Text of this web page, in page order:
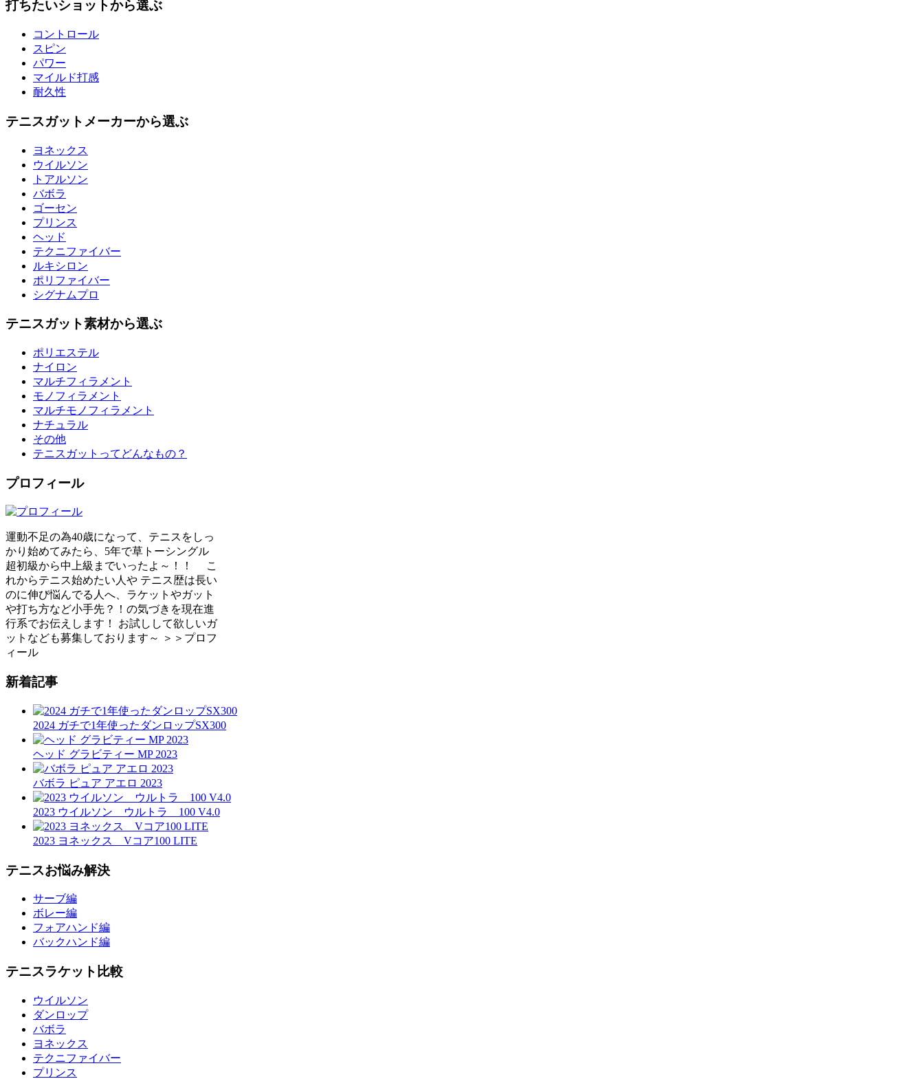
打ちたいショットから選ぶ
コントロール
スピン
パワー
マイルド打感
耐久性
テニスガットメーカーから選ぶ
ヨネックス
ウイルソン
トアルソン
バボラ
ゴーセン
プリンス
ヘッド
テクニファイバー
ルキシロン
ポリファイバー
シグナムプロ
テニスガット素材から選ぶ
ポリエステル
ナイロン
マルチフィラメント
モノフィラメント
マルチモノフィラメント
ナチュラル
その他
テニスガットってどんなもの？
プロフィール
運動不足の為40歳になって、テニスをしっ
かり始めてみたら、5年で草トーシングル
超初級から中上級までいったよ～！！ こ
れからテニス始めたい人や テニス歴は長い
のに伸び悩んでる人へ、ラケットやガット
や打ち方など小手先？！の気づきを現在進
行系でお伝えします！ お試しして欲しいガ
ットなども募集しております～ ＞＞プロフ
ィール
新着記事
2024 ガチで1年使ったダンロップSX300
ヘッド グラビティー MP 2023
バボラ ピュア アエロ 2023
2023 ウイルソン ウルトラ 100 V4.0
2023 ヨネックス Vコア100 LITE
テニスお悩み解決
サーブ編
ボレー編
フォアハンド編
バックハンド編
テニスラケット比較
ウイルソン
ダンロップ
バボラ
ヨネックス
テクニファイバー
プリンス